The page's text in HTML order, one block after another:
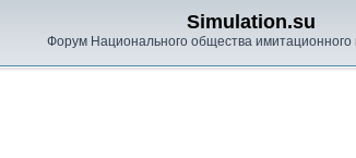
Simulation.su
Форум Национального общества